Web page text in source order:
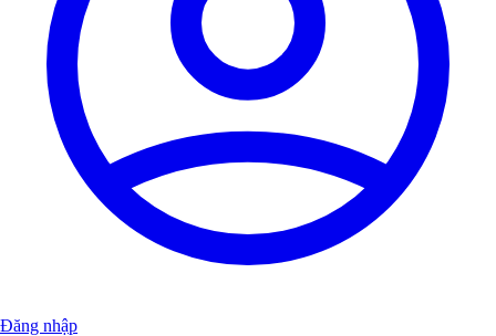
Đăng nhập